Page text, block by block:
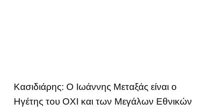
Κασιδιάρης: Ο Ιωάννης Μεταξάς είναι ο
Ηγέτης του ΟΧΙ και των Μεγάλων Εθνικών